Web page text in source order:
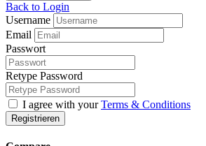
Back to Login
Username
Email
Passwort
Retype Password
I agree with yourTerms & Conditions
Registrieren